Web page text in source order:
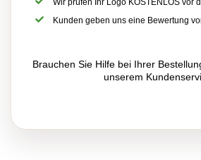
Wir prüfen Ihr Logo KOSTENLOS vor
Kunden geben uns eine Bewertung
Brauchen Sie Hilfe bei Ihrer
unserem